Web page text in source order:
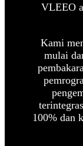
VLEEO
Kami
mulai
100% dan